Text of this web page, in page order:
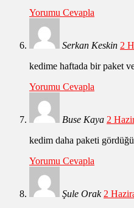
Yorumu Cevapla
Serkan Keskin 2
kedime haftada bir paket
Yorumu Cevapla
Buse Kaya 2
kedim daha paketi
Yorumu Cevapla
Şule Orak 2